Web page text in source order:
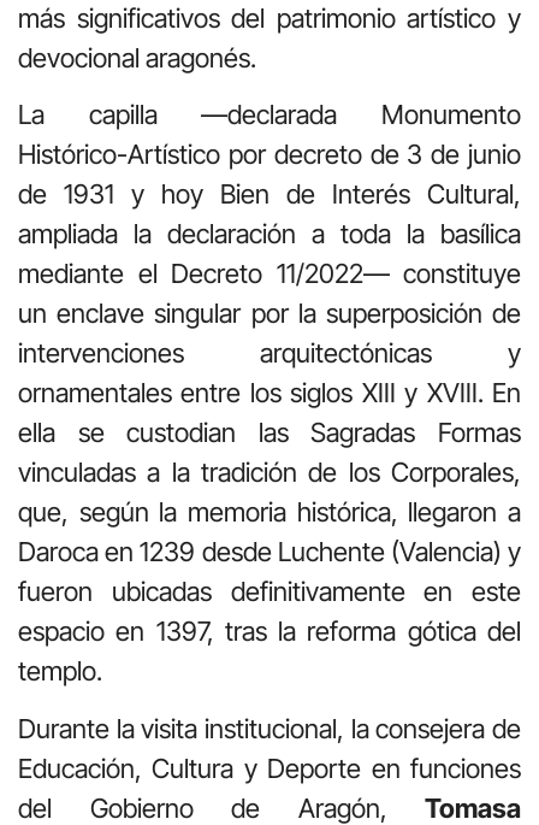
más significativos del patrimonio artístico y
devocional aragonés.
La capilla —declarada Monumento
Histórico-Artístico por decreto de 3 de junio
de 1931 y hoy Bien de Interés Cultural,
ampliada la declaración a toda la basílica
mediante el Decreto 11/2022— constituye
un enclave singular por la superposición de
intervenciones arquitectónicas y
ornamentales entre los siglos XIII y XVIII. En
ella se custodian las Sagradas Formas
vinculadas a la tradición de los Corporales,
que, según la memoria histórica, llegaron a
Daroca en 1239 desde Luchente (Valencia) y
fueron ubicadas definitivamente en este
espacio en 1397, tras la reforma gótica del
templo.
Durante la visita institucional, la consejera de
Educación, Cultura y Deporte en funciones
del Gobierno de Aragón, Tomasa